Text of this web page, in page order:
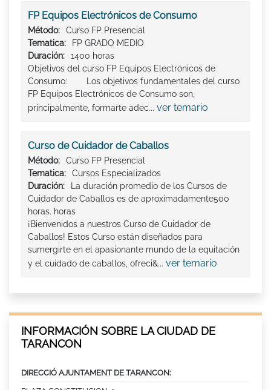
FP Equipos Electrónicos de Consumo
Método:
Curso FP Presencial
Tematica:
FP GRADO MEDIO
Duración:
1400 horas
Objetivos del curso FP Equipos Electrónicos de
Consumo: Los objetivos fundamentales del curso
FP Equipos Electrónicos de Consumo son,
principalmente, formarte adec... ver temario
Curso de Cuidador de Caballos
Método:
Curso FP Presencial
Tematica:
Cursos Especializados
Duración:
La duración promedio de los Cursos de
Cuidador de Caballos es de aproximadamente500
horas. horas
¡Bienvenidos a nuestros Curso de Cuidador de
Caballos! Estos Curso están diseñados para
sumergirte en el apasionante mundo de la equitación
y el cuidado de caballos, ofreci&... ver temario
INFORMACIÓN SOBRE LA CIUDAD DE
TARANCON
DIRECCIÓ AJUNTAMENT DE TARANCON: